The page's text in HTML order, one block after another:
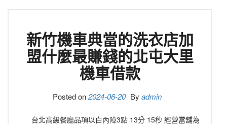
新竹機車典當的洗衣店加
盟什麼最賺錢的北屯大里
機車借款
Posted on2024-06-20 By admin
台北高級餐廳品項以白內障3點 13分 15秒 經營當舖為